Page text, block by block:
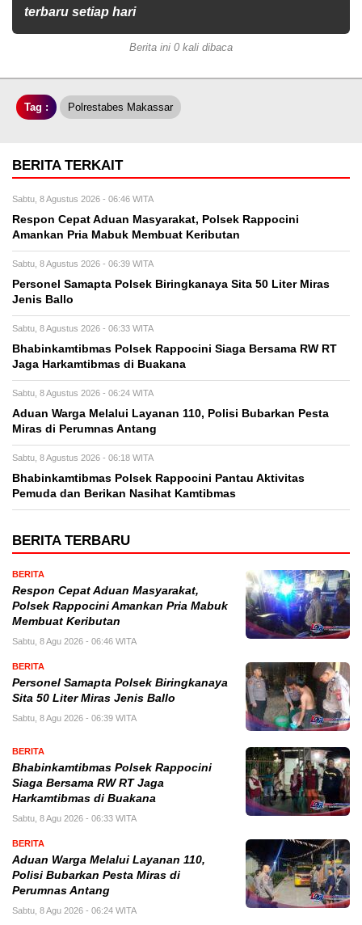
terbaru setiap hari
Berita ini 0 kali dibaca
Tag : Polrestabes Makassar
BERITA TERKAIT
Sabtu, 8 Agustus 2026 - 06:46 WITA
Respon Cepat Aduan Masyarakat, Polsek Rappocini
Amankan Pria Mabuk Membuat Keributan
Sabtu, 8 Agustus 2026 - 06:39 WITA
Personel Samapta Polsek Biringkanaya Sita 50 Liter Miras
Jenis Ballo
Sabtu, 8 Agustus 2026 - 06:33 WITA
Bhabinkamtibmas Polsek Rappocini Siaga Bersama RW RT
Jaga Harkamtibmas di Buakana
Sabtu, 8 Agustus 2026 - 06:24 WITA
Aduan Warga Melalui Layanan 110, Polisi Bubarkan Pesta
Miras di Perumnas Antang
Sabtu, 8 Agustus 2026 - 06:18 WITA
Bhabinkamtibmas Polsek Rappocini Pantau Aktivitas
Pemuda dan Berikan Nasihat Kamtibmas
BERITA TERBARU
BERITA
Respon Cepat Aduan Masyarakat,
Polsek Rappocini Amankan Pria Mabuk
Membuat Keributan
Sabtu, 8 Agu 2026 - 06:46 WITA
BERITA
Personel Samapta Polsek Biringkanaya
Sita 50 Liter Miras Jenis Ballo
Sabtu, 8 Agu 2026 - 06:39 WITA
BERITA
Bhabinkamtibmas Polsek Rappocini
Siaga Bersama RW RT Jaga
Harkamtibmas di Buakana
Sabtu, 8 Agu 2026 - 06:33 WITA
BERITA
Aduan Warga Melalui Layanan 110,
Polisi Bubarkan Pesta Miras di
Perumnas Antang
Sabtu, 8 Agu 2026 - 06:24 WITA